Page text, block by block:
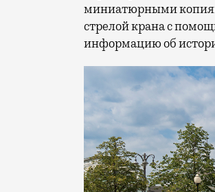
миниатюрными
стрелой крана с
информацию об